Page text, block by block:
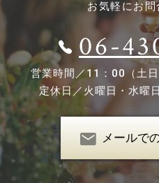
お気軽にお
06-
営業時間／ 11：00（土
定休日／火曜日・水曜
メールで